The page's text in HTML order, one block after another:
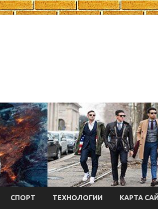
СПОРТ ТЕХНОЛОГИИ КАРТА